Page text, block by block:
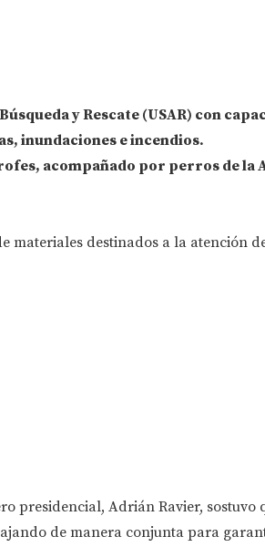
y Rescate (USAR) con
inundaciones e incendios.
, acompañado por perros de la
materiales destinados a la atención
presidencial, Adrián Ravier, sostuvo
de manera conjunta para